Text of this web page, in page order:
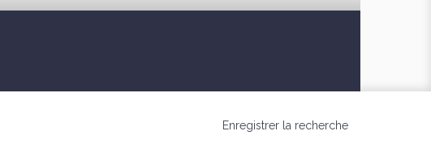
Enregistrer la recherche